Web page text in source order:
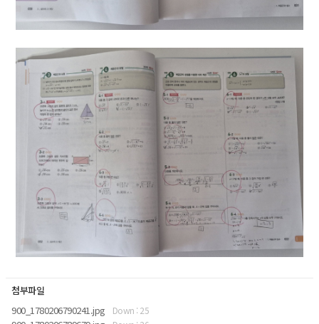
첨부파일
900_1780206790241.jpg
Down : 25